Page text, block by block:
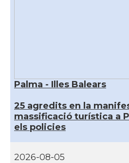
Palma - Illes Balears
25 agredits en la
massificació turística a
els policies
2026-08-05